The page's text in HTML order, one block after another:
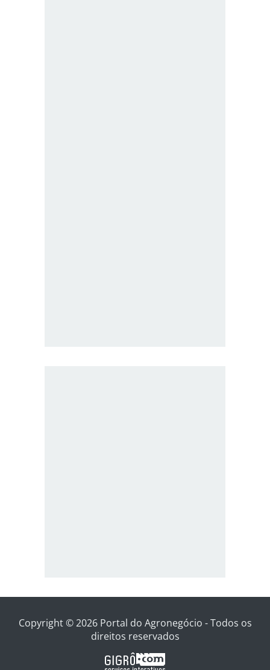
Copyright © 2026 Portal do Agronegócio - Todos os
direitos reservados